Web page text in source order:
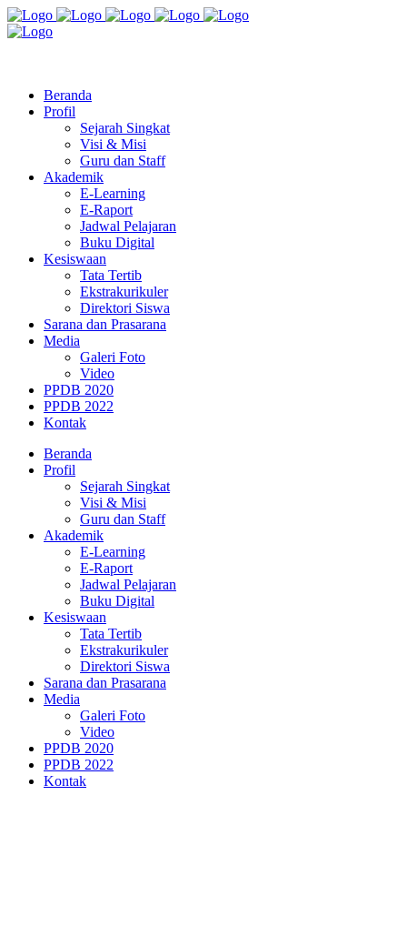
Beranda
Profil
Sejarah Singkat
Visi & Misi
Guru dan Staff
Akademik
E-Learning
E-Raport
Jadwal Pelajaran
Buku Digital
Kesiswaan
Tata Tertib
Ekstrakurikuler
Direktori Siswa
Sarana dan Prasarana
Media
Galeri Foto
Video
PPDB 2020
PPDB 2022
Kontak
Beranda
Profil
Sejarah Singkat
Visi & Misi
Guru dan Staff
Akademik
E-Learning
E-Raport
Jadwal Pelajaran
Buku Digital
Kesiswaan
Tata Tertib
Ekstrakurikuler
Direktori Siswa
Sarana dan Prasarana
Media
Galeri Foto
Video
PPDB 2020
PPDB 2022
Kontak